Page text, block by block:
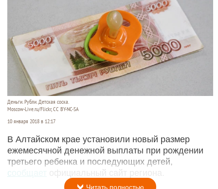
Деньги. Рубли. Детская соска.
Moscow-Live.ru/Flickr, CC BY-NC-SA
10 января 2018 в 12:17
В Алтайском крае установили новый размер
ежемесячной денежной выплаты при рождении
третьего ребенка и последующих детей,
сообщает
официальный сайт региона.
Читать полностью